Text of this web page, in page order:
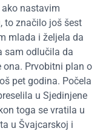
nastavim
to značilo još šest
mlada i željela da
sam odlučila da
ona. Prvobitni plan o
pet godina. Počela
u Sjedinjene
toga se vratila u
u Švajcarskoj i